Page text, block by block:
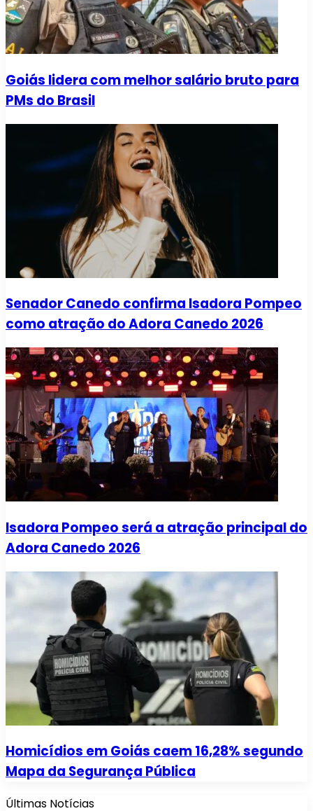
Goiás lidera com melhor salário bruto para
PMs do Brasil
Senador Canedo confirma Isadora Pompeo
como atração do Adora Canedo 2026
Isadora Pompeo será a atração principal do
Adora Canedo 2026
Homicídios em Goiás caem 16,28% segundo
Mapa da Segurança Pública
Últimas Notícias